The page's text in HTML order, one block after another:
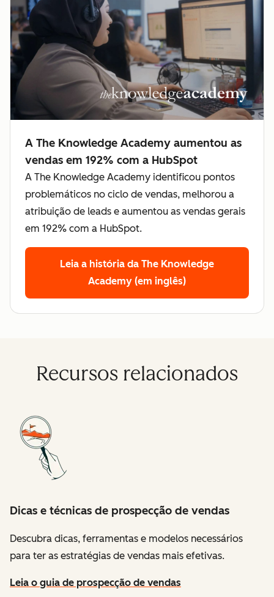
A The Knowledge Academy aumentou as
vendas em 192% com a HubSpot
A The Knowledge Academy identificou pontos
problemáticos no ciclo de vendas, melhorou a
atribuição de leads e aumentou as vendas gerais
em 192% com a HubSpot.
Leia a história da The Knowledge
Academy (em inglês)
Recursos relacionados
Dicas e técnicas de prospecção de vendas
Descubra dicas, ferramentas e modelos necessários
para ter as estratégias de vendas mais efetivas.
Leia o guia de prospecção de vendas